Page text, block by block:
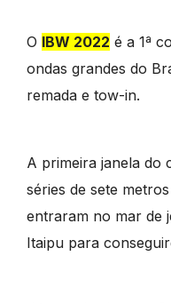
O IBW 2022 é a 1ª
ondas grandes do
remada e tow-in.
A primeira janela do
séries de sete
entraram no mar de
Itaipu para